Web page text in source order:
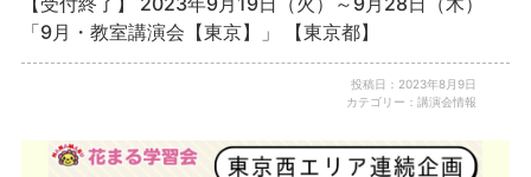
「9月・教室講演会【東京】」 【東京都】
投稿日：2023年8月9日
カテゴリー：講演会情報